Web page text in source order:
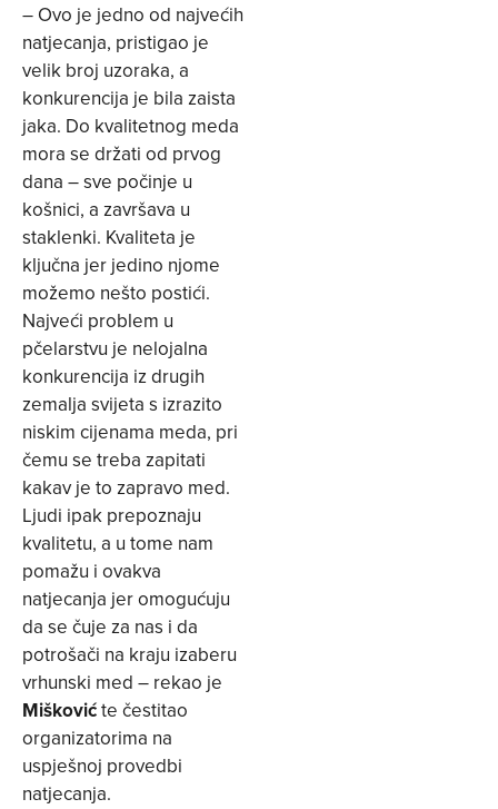
– Ovo je jedno od najvećih
natjecanja, pristigao je
velik broj uzoraka, a
konkurencija je bila zaista
jaka. Do kvalitetnog meda
mora se držati od prvog
dana – sve počinje u
košnici, a završava u
staklenki. Kvaliteta je
ključna jer jedino njome
možemo nešto postići.
Najveći problem u
pčelarstvu je nelojalna
konkurencija iz drugih
zemalja svijeta s izrazito
niskim cijenama meda, pri
čemu se treba zapitati
kakav je to zapravo med.
Ljudi ipak prepoznaju
kvalitetu, a u tome nam
pomažu i ovakva
natjecanja jer omogućuju
da se čuje za nas i da
potrošači na kraju izaberu
vrhunski med – rekao je
Miškovićte čestitao
organizatorima na
uspješnoj provedbi
natjecanja.